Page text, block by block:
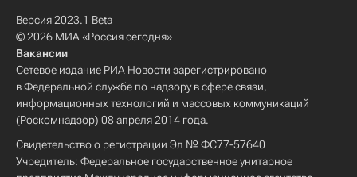
Версия 2023.1 Beta
© 2026 МИА «Россия сегодня»
Вакансии
Сетевое издание РИА Новости зарегистрировано
в Федеральной службе по надзору в сфере связи,
информационных технологий и массовых коммуникаций
(Роскомнадзор) 08 апреля 2014 года.
Свидетельство о регистрации Эл № ФС77-57640
Учредитель: Федеральное государственное унитарное